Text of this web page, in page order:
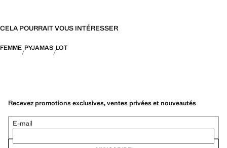
CELA POURRAIT VOUS INTÉRESSER
FEMME PYJAMAS LOT
Recevez promotions exclusives, ventes privées et nouveautés
E-mail